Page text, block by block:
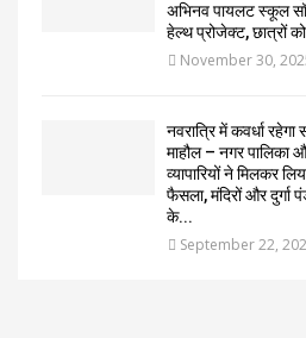
अभिनव पायलट स्कूल
हेल्थ प्रोजेक्ट, छात्रों
November 30,
नवरात्रि में कवर्धा रहेगा
माहौल – नगर पालिका
व्यापारियों ने मिलकर
फैसला, मंदिरों और दुर्गा
के...
September 22,